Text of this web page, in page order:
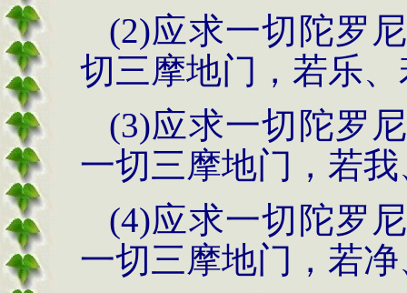
(2)应求一切陀罗
切三摩地门，若乐
(3)应求一切陀罗
一切三摩地门，若
(4)应求一切陀罗
一切三摩地门，若